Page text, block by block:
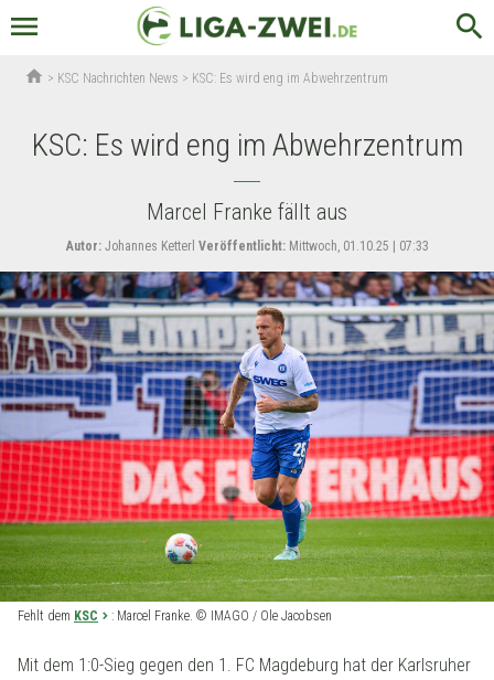
menu search
home > KSC Nachrichten News > KSC: Es wird eng im Abwehrzentrum
KSC: Es wird eng im Abwehrzentrum
Marcel Franke fällt aus
Autor:Johannes Ketterl Veröffentlicht:Mittwoch, 01.10.25 | 07:33
Fehlt dem KSC : Marcel Franke. © IMAGO / Ole Jacobsen
Mit dem 1:0-Sieg gegen den 1. FC Magdeburg hat der Karlsruher